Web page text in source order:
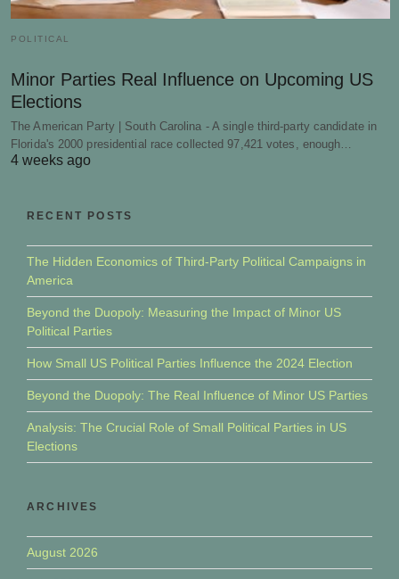
POLITICAL
Minor Parties Real Influence on Upcoming US
Elections
The American Party | South Carolina - A single third-party candidate in
Florida's 2000 presidential race collected 97,421 votes, enough…
4 weeks ago
RECENT POSTS
The Hidden Economics of Third-Party Political Campaigns in
America
Beyond the Duopoly: Measuring the Impact of Minor US
Political Parties
How Small US Political Parties Influence the 2024 Election
Beyond the Duopoly: The Real Influence of Minor US Parties
Analysis: The Crucial Role of Small Political Parties in US
Elections
ARCHIVES
August 2026